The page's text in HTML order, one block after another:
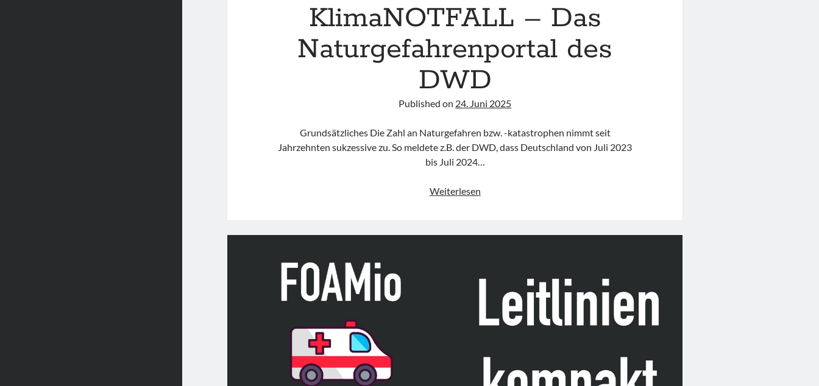
KlimaNOTFALL – Das
Naturgefahrenportal des
DWD
Published on 24. Juni 2025
Grundsätzliches Die Zahl an Naturgefahren bzw. -katastrophen nimmt seit
Jahrzehnten sukzessive zu. So meldete z.B. der DWD, dass Deutschland von Juli 2023
bis Juli 2024…
WeiterlesenKlimaNOTFALL
Naturgefahrenportal